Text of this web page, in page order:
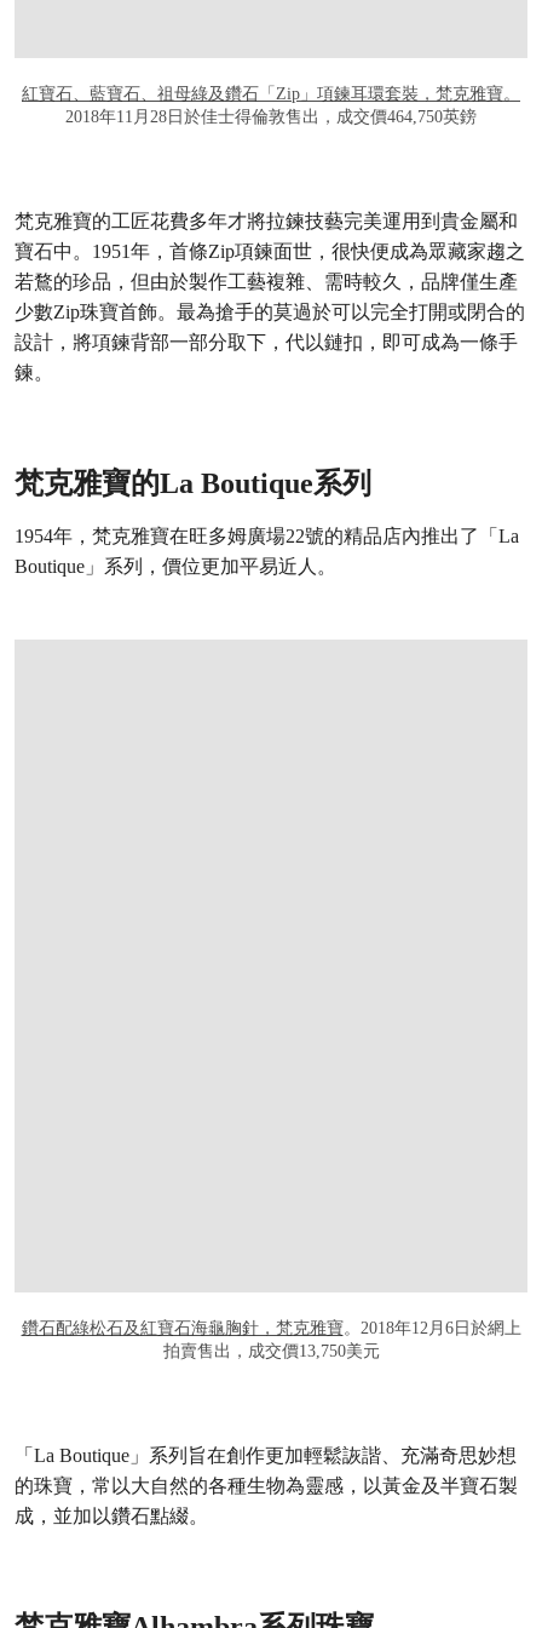
紅寶石、藍寶石、祖母綠及鑽石「Zip」項鍊耳環套裝，梵克雅寶。
2018年11月28日於佳士得倫敦售出，成交價464,750英鎊
梵克雅寶的工匠花費多年才將拉鍊技藝完美運用到貴金屬和
寶石中。1951年，首條Zip項鍊面世，很快便成為眾藏家趨之
若鶩的珍品，但由於製作工藝複雜、需時較久，品牌僅生產
少數Zip珠寶首飾。最為搶手的莫過於可以完全打開或閉合的
設計，將項鍊背部一部分取下，代以鏈扣，即可成為一條手
鍊。
梵克雅寶的La Boutique系列
1954年，梵克雅寶在旺多姆廣場22號的精品店內推出了「La
Boutique」系列，價位更加平易近人。
鑽石配綠松石及紅寶石海龜胸針，梵克雅寶。2018年12月6日於網上
拍賣售出，成交價13,750美元
「La Boutique」系列旨在創作更加輕鬆詼諧、充滿奇思妙想
的珠寶，常以大自然的各種生物為靈感，以黃金及半寶石製
成，並加以鑽石點綴。